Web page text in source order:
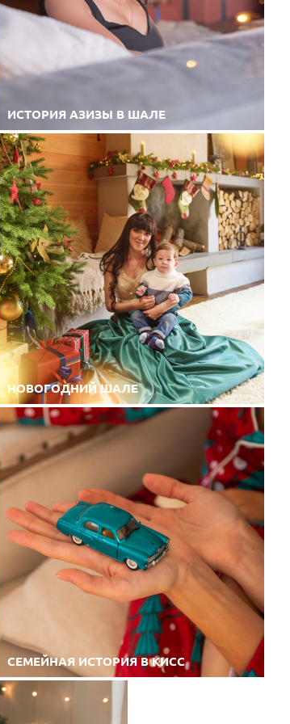
ИСТОРИЯ АЗИЗЫ В ШАЛЕ
НОВОГОДНИЙ ШАЛЕ
СЕМЕЙНАЯ ИСТОРИЯ В КИСС